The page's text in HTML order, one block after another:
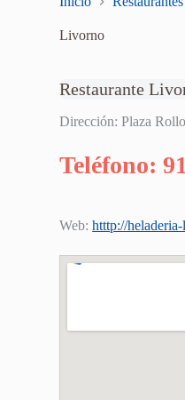
Livorno
Restaurante
Dirección: Plaza
Teléfono:
Web:htttp://